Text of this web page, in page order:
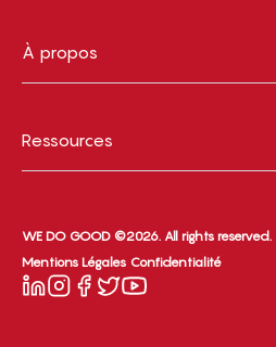
À propos
Ressources
WE DO GOOD ©2026. All rights reserved.
Mentions Légales Confidentialité